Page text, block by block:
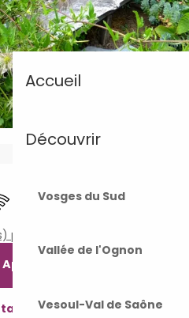
Accueil
Découvrir
Vosges du Sud
Vallée de l'Ognon
Vesoul-Val de Saône
Lave linge
prestation(s)
Appeler
nous